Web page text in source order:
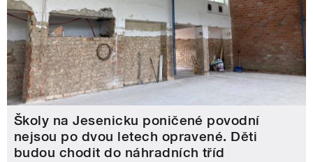
Školy na Jesenicku poničené povodní
nejsou po dvou letech opravené. Děti
budou chodit do náhradních tříd